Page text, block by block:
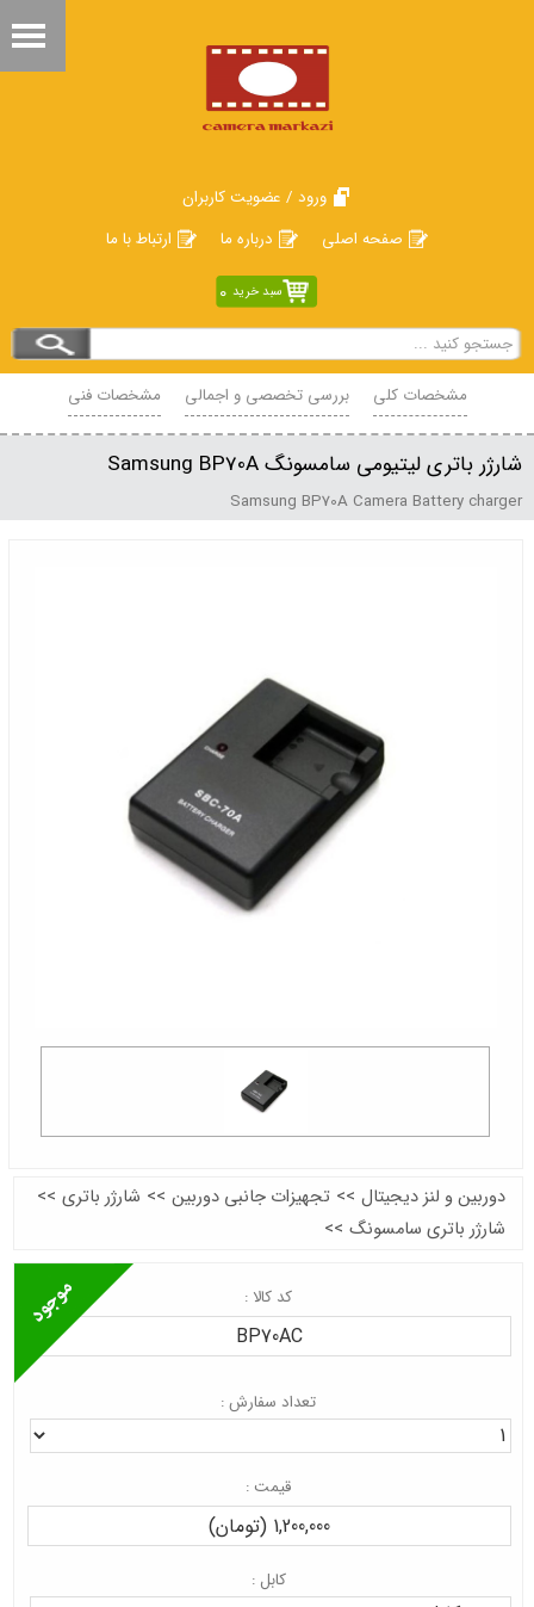
ورود / عضویت کاربران
صفحه اصلی
درباره ما ارتباط با ما
سبد خرید 0
مشخصات کلی بررسی تخصصی و اجمالی مشخصات فنی
محصولات مرتبط
شارژر باتری لیتیومی سامسونگ Samsung BP70A
Samsung BP70A Camera Battery charger
دوربین و لنز دیجیتال >> تجهیزات جانبی دوربین >> شارژر باتری >>
شارژر باتری سامسونگ >>
کد کالا :
BP70AC
تعداد سفارش :
قیمت :
1,200,000 (تومان)
کابل :